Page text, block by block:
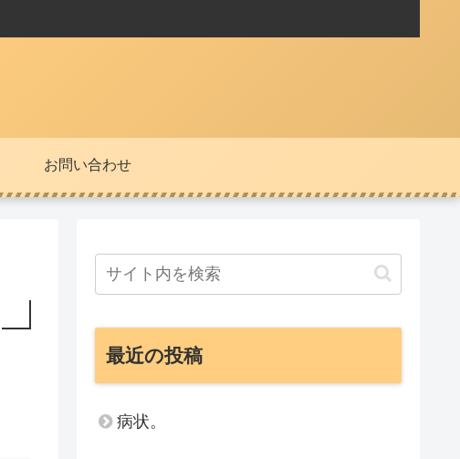
お問い合わせ
最近の投稿
病状。